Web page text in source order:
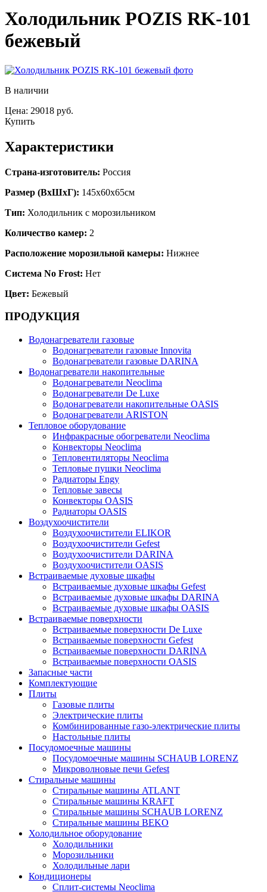
Холодильник POZIS RK-101
бежевый
В наличии
Цена: 29018 руб.
Купить
Характеристики
Страна-изготовитель: Россия
Размер (ВхШхГ): 145х60х65см
Тип: Холодильник с морозильником
Количество камер: 2
Расположение морозильной камеры: Нижнее
Система No Frost: Нет
Цвет: Бежевый
ПРОДУКЦИЯ
Водонагреватели газовые
Водонагреватели газовые Innovita
Водонагреватели газовые DARINA
Водонагреватели накопительные
Водонагреватели Neoclima
Водонагреватели De Luxe
Водонагреватели накопительные OASIS
Водонагреватели ARISTON
Тепловое оборудование
Инфракрасные обогреватели Neoclima
Конвекторы Neoclima
Тепловентиляторы Neoclima
Тепловые пушки Neoclima
Радиаторы Engy
Тепловые завесы
Конвекторы OASIS
Радиаторы OASIS
Воздухоочистители
Воздухоочистители ELIKOR
Воздухоочистители Gefest
Воздухоочистители DARINA
Воздухоочистители OASIS
Встраиваемые духовые шкафы
Встраиваемые духовые шкафы Gefest
Встраиваемые духовые шкафы DARINA
Встраиваемые духовые шкафы OASIS
Встраиваемые поверхности
Встраиваемые поверхности De Luxe
Встраиваемые поверхности Gefest
Встраиваемые поверхности DARINA
Встраиваемые поверхности OASIS
Запасные части
Комплектующие
Плиты
Газовые плиты
Электрические плиты
Комбинированные газо-электрические плиты
Настольные плиты
Посудомоечные машины
Посудомоечные машины SCHAUB LORENZ
Микроволновые печи Gefest
Стиральные машины
Стиральные машины ATLANT
Стиральные машины KRAFT
Стиральные машины SCHAUB LORENZ
Стиральные машины BEKO
Холодильное оборудование
Холодильники
Морозильники
Холодильные лари
Кондиционеры
Сплит-системы Neoclima